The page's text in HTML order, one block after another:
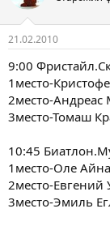
21.02.2010
9:00
1место-
2место-Андреас
3место-Томаш
10:45
1место-Оле
2место-Евгений
3место-Эмиль